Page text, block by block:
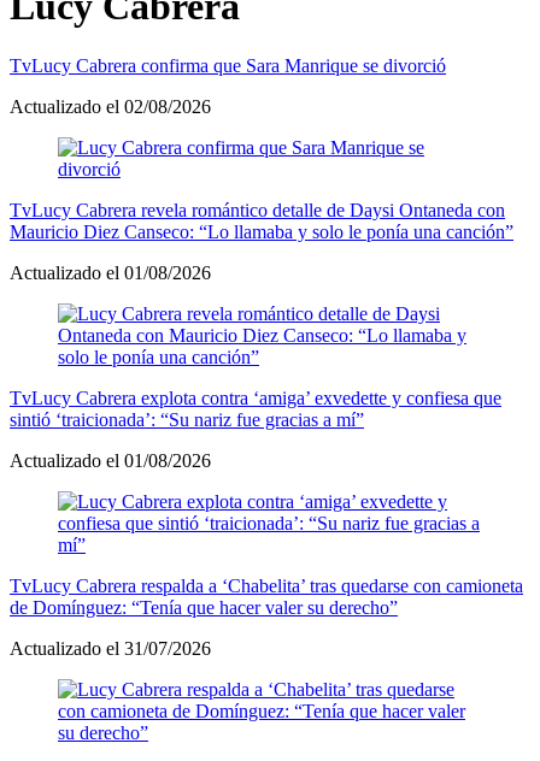
TvLucy Cabrera confirma que Sara Manrique se divorció
Actualizado el 02/08/2026
TvLucy Cabrera revela romántico detalle de Daysi Ontaneda con
Mauricio Diez Canseco: “Lo llamaba y solo le ponía una canción”
Actualizado el 01/08/2026
TvLucy Cabrera explota contra ‘amiga’ exvedette y confiesa que
sintió ‘traicionada’: “Su nariz fue gracias a mí”
Actualizado el 01/08/2026
TvLucy Cabrera respalda a ‘Chabelita’ tras quedarse con camioneta
de Domínguez: “Tenía que hacer valer su derecho”
Actualizado el 31/07/2026